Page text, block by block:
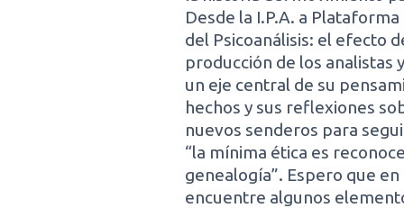
Desde la I.P.A. a
del Psicoanálisis: el efecto
producción de los analistas
un eje central de su
hechos y sus reflexiones
nuevos senderos para
“la mínima ética es
genealogía”. Espero que
encuentre algunos